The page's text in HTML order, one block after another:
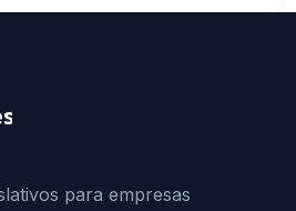
para empresas